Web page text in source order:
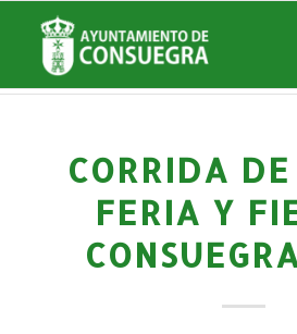
Noticias
Usted está aquí: Inicio / Noticias
El blog de Turismo / Corrida de Toros Feria y
CORRIDA DE
FERIA Y